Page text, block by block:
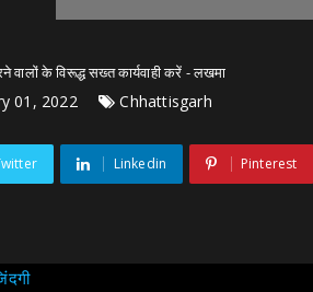
वालों के विरूद्ध सख्त कार्यवाही करें - लखमा
01, 2022 Chhattisgarh
Linkedin Pinterest